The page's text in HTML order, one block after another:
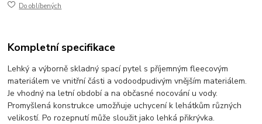
Do oblíbených
Kompletní specifikace
Lehký a výborně skladný spací pytel s příjemným fleecovým
materiálem ve vnitřní části a vodoodpudivým vnějším materiálem.
Je vhodný na letní období a na občasné nocování u vody.
Promyšlená konstrukce umožňuje uchycení k lehátkům různých
velikostí. Po rozepnutí může sloužit jako lehká přikrývka.